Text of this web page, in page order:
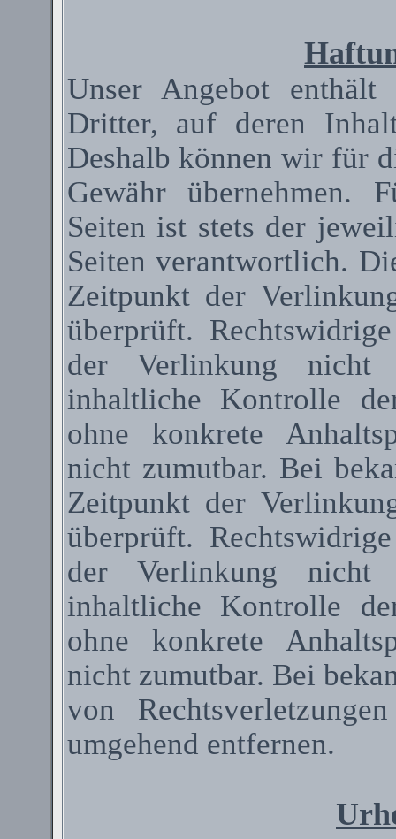
Unser Angebot
Dritter, auf deren
Deshalb können wir für
Gewähr übernehmen.
Seiten ist stets der
Seiten verantwortlich.
Zeitpunkt der
überprüft.
der Verlinkung nicht
inhaltliche Kontrolle
ohne konkrete
nicht zumutbar. Bei
Zeitpunkt der
überprüft.
der Verlinkung nicht
inhaltliche Kontrolle
ohne konkrete
nicht zumutbar. Bei
von
umgehend entfernen.